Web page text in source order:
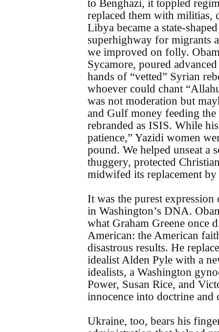
to Benghazi, it toppled
replaced them with militias,
Libya became a state-
superhighway for migrants
we improved on folly.
Sycamore, poured
hands of “vetted” Syrian
whoever could chant
was not moderation but
and Gulf money feeding
rebranded as ISIS. While
patience,” Yazidi women
pound. We helped unseat a
thuggery, protected
midwifed its replacement
It was the purest
in Washington’s DNA.
what Graham Greene once
American: the American
disastrous results. He
idealist Alden Pyle with a
idealists, a Washington
Power, Susan Rice, and
innocence into doctrine and
Ukraine, too, bears his